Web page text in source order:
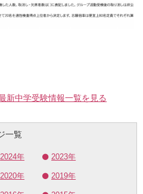
新中学受験情報一覧を見る
一覧
2024年 2023年
2020年 2019年